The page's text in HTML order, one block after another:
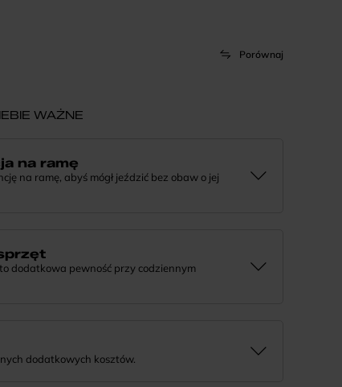
Porównaj
WAŻNE
na ramę
na ramę, abyś mógł jeździć bez obaw o jej
dodatkowa pewność przy codziennym
dodatkowych kosztów.